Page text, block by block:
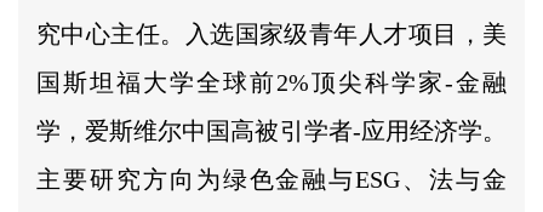
究中心主任。入选国家级青年人才项目，美
国斯坦福大学全球前2%顶尖科学家-金融
学，爱斯维尔中国高被引学者-应用经济学。
主要研究方向为绿色金融与ESG、法与金